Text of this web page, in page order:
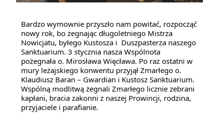
Bardzo wymownie przyszło nam powitać, rozpocząć
nowy rok, bo żegnając długoletniego Mistrza
Nowicjatu, byłego Kustosza i  Duszpasterza naszego
Sanktuarium. 3 stycznia nasza Wspólnota
pożegnała o. Mirosława Więcława. Po raz ostatni w
mury leżajskiego konwentu przyjął Zmarłego o.
Klaudiusz Baran – Gwardian i Kustosz Sanktuarium.
Wspólną modlitwą żegnali Zmarłego licznie zebrani
kapłani, bracia zakonni z naszej Prowincji, rodzina,
przyjaciele i parafianie.